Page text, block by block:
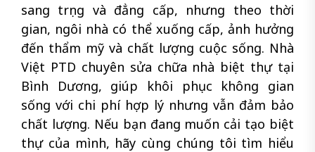
sang trọng và đẳng cấp, nhưng theo thời
gian, ngôi nhà có thể xuống cấp, ảnh hưởng
đến thẩm mỹ và chất lượng cuộc sống. Nhà
Việt PTD chuyên sửa chữa nhà biệt thự tại
Bình Dương, giúp khôi phục không gian
sống với chi phí hợp lý nhưng vẫn đảm bảo
chất lượng. Nếu bạn đang muốn cải tạo biệt
thự của mình, hãy cùng chúng tôi tìm hiểu